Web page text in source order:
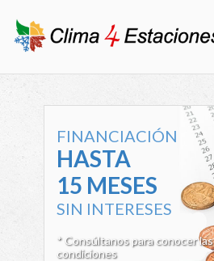
FINANCIACIÓN
HASTA
15 MESES
SIN INTERESES
* Consúltanos para conocer las
condiciones